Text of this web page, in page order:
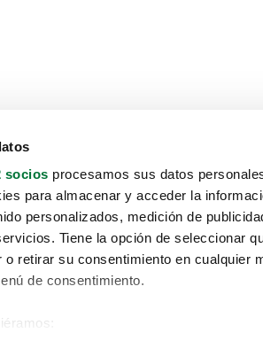
socios procesamos sus datos
para almacenar y acceder la
personalizados, medición de
Tiene la opción de seleccionar
o retirar su consentimiento en cualquier
de consentimiento.